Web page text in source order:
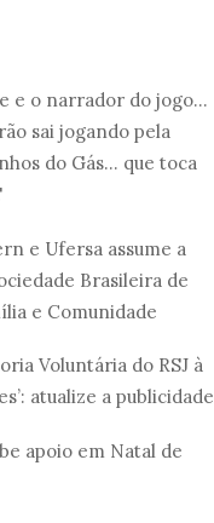
e o narrador do jogo...
sai jogando pela
do Gás... que toca
e Ufersa assume a
Brasileira de
e Comunidade
Voluntária do RSJ à
atualize a publicidade
apoio em Natal de